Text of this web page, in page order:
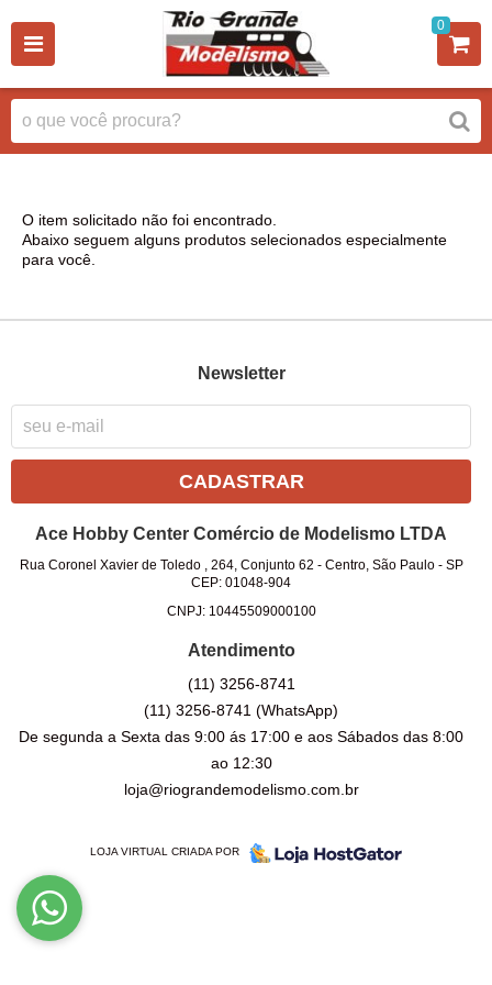
0
O item solicitado não foi encontrado.
Abaixo seguem alguns produtos selecionados especialmente
para você.
Newsletter
CADASTRAR
Ace Hobby Center Comércio de Modelismo LTDA
Rua Coronel Xavier de Toledo , 264, Conjunto 62 - Centro, São Paulo- SP
CEP: 01048-904
CNPJ: 10445509000100
Atendimento
(11) 3256-8741
(11) 3256-8741(WhatsApp)
De segunda a Sexta das 9:00 ás 17:00 e aos Sábados das 8:00
ao 12:30
loja@riograndemodelismo.com.br
LOJA VIRTUAL CRIADA POR